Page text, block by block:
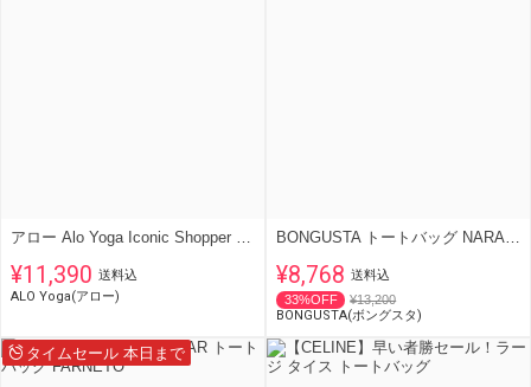
¥11,390 送料込
ALO Yoga(アロー)
¥8,768 送料込
33%OFF
¥13,200
BONGUSTA(ボングスタ)
タイムセール 本日まで